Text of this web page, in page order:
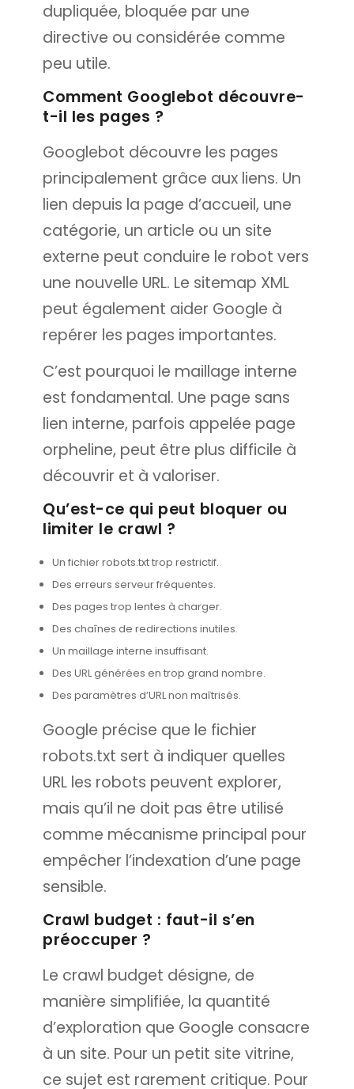
dupliquée, bloquée par une
directive ou considérée comme
peu utile.
Comment Googlebot découvre-
t-il les pages ?
Googlebot découvre les pages
principalement grâce aux liens. Un
lien depuis la page d’accueil, une
catégorie, un article ou un site
externe peut conduire le robot vers
une nouvelle URL. Le sitemap XML
peut également aider Google à
repérer les pages importantes.
C’est pourquoi le maillage interne
est fondamental. Une page sans
lien interne, parfois appelée page
orpheline, peut être plus difficile à
découvrir et à valoriser.
Qu’est-ce qui peut bloquer ou
limiter le crawl ?
Un fichier robots.txt trop restrictif.
Des erreurs serveur fréquentes.
Des pages trop lentes à charger.
Des chaînes de redirections inutiles.
Un maillage interne insuffisant.
Des URL générées en trop grand nombre.
Des paramètres d’URL non maîtrisés.
Google précise que le fichier
robots.txt sert à indiquer quelles
URL les robots peuvent explorer,
mais qu’il ne doit pas être utilisé
comme mécanisme principal pour
empêcher l’indexation d’une page
sensible.
Crawl budget : faut-il s’en
préoccuper ?
Le crawl budget désigne, de
manière simplifiée, la quantité
d’exploration que Google consacre
à un site. Pour un petit site vitrine,
ce sujet est rarement critique. Pour